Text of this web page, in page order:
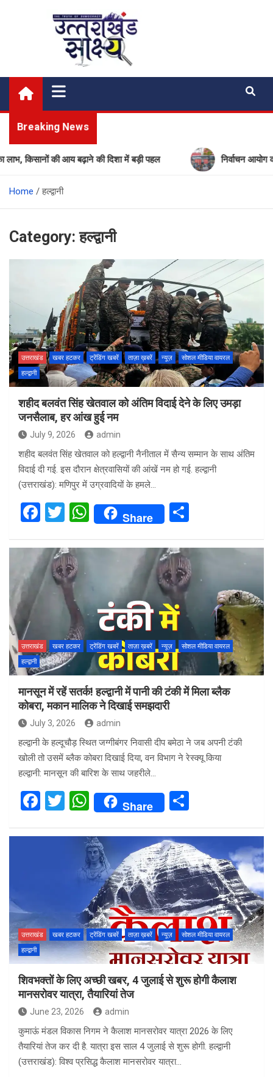
Uttarakhand Shakshya
My News Portal
Breaking News
की आय बढ़ाने की दिशा में बड़ी पहल निर्वाचन आयोग की बड़ी
Home हल्द्वानी
Category:हल्द्वानी
उत्तराखंड खबर हटकर ट्रेंडिंग खबरें ताज़ा ख़बरें न्यूज़
सोशल मीडिया वायरल
हल्द्वानी
शहीद बलवंत सिंह खेतवाल को अंतिम विदाई देने के लिए उमड़ा
जनसैलाब, हर आंख हुई नम
July 9, 2026 admin
शहीद बलवंत सिंह खेतवाल को हल्द्वानी नैनीताल में सैन्य सम्मान के साथ अंतिम
विदाई दी गई. इस दौरान क्षेत्रवासियों की आंखें नम हो गई. हल्द्वानी
(उत्तराखंड): मणिपुर में उग्रवादियों के हमले…
F
ce
b
o
T
tt
er
W
h
at
A
p
p
Share
ar
e
उत्तराखंड खबर हटकर ट्रेंडिंग खबरें ताज़ा ख़बरें न्यूज़
सोशल मीडिया वायरल
हल्द्वानी
मानसून में रहें सतर्क! हल्द्वानी में पानी की टंकी में मिला ब्लैक
कोबरा, मकान मालिक ने दिखाई समझदारी
July 3, 2026 admin
हल्द्वानी के हल्दूचौड़ स्थित जग्गीबंगर निवासी दीप बमेठा ने जब अपनी टंकी
खोली तो उसमें ब्लैक कोबरा दिखाई दिया, वन विभाग ने रेस्क्यू किया
हल्द्वानी: मानसून की बारिश के साथ जहरीले…
F
ce
T
tt
W
h
at
s
A
p
p
Share
ar
e
उत्तराखंड खबर हटकर ट्रेंडिंग खबरें ताज़ा ख़बरें न्यूज़
सोशल मीडिया वायरल
हल्द्वानी
शिवभक्तों के लिए अच्छी खबर, 4 जुलाई से शुरू होगी कैलाश
मानसरोवर यात्रा, तैयारियां तेज
June 23, 2026 admin
कुमाऊं मंडल विकास निगम ने कैलाश मानसरोवर यात्रा 2026 के लिए
तैयारियां तेज कर दी है. यात्रा इस साल 4 जुलाई से शुरू होगी. हल्द्वानी
(उत्तराखंड): विश्व प्रसिद्ध कैलाश मानसरोवर यात्रा…